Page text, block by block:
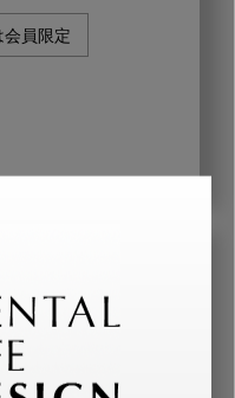
会員限定